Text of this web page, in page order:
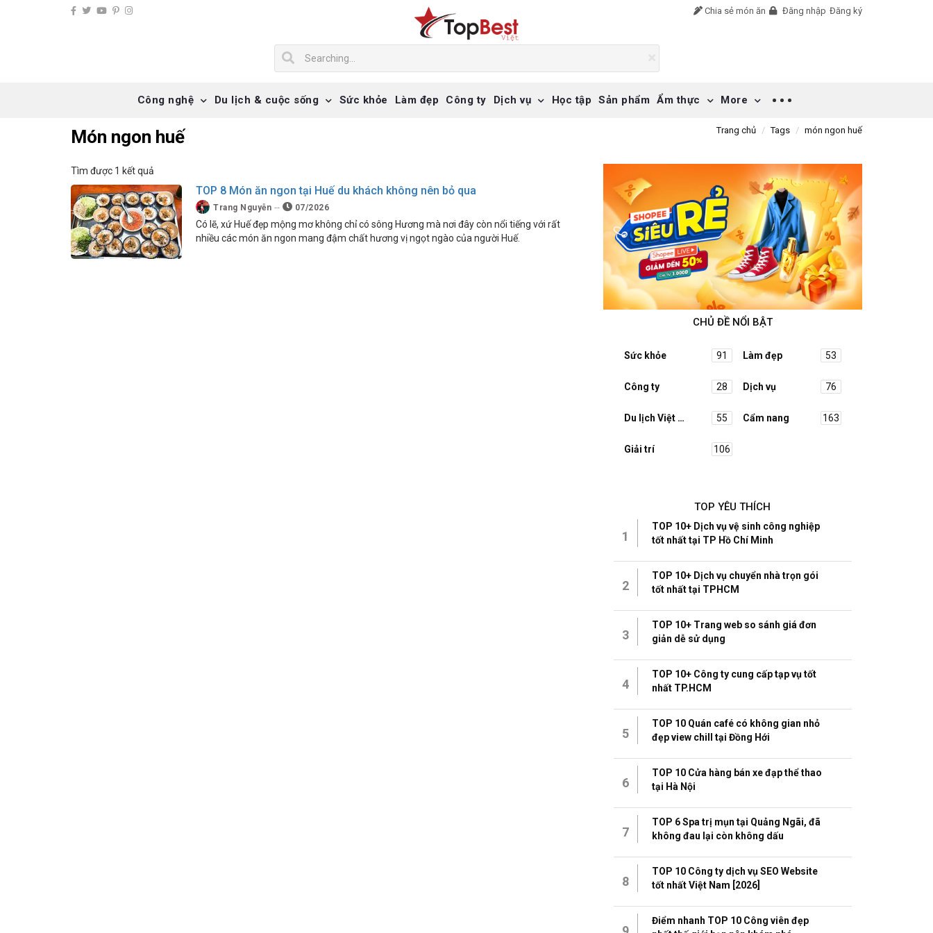
Chia sẻ món ăn Đăng nhập Đăng ký
Công nghệ Du lịch & cuộc sống Sức khỏe Làm đẹp Công ty Dịch vụ Học tập Sản phẩm Ẩm thực More
Món ngon huế Trang chủ Tags món ngon huế
Tìm được 1 kết quả
TOP 8 Món ăn ngon tại Huế du khách không nên bỏ qua
Trang Nguyễn 07/2026
Có lẽ, xứ Huế đẹp mộng mơ không chỉ có sông Hương mà nơi đây còn nổi tiếng với rất
nhiều các món ăn ngon mang đậm chất hương vị ngọt ngào của người Huế.
CHỦ ĐỀ NỔI BẬT
Sức khỏe 91 Làm đẹp 53
Công ty 28 Dịch vụ 76
Du lịch Việt Nam 55 Cẩm nang 163
Giải trí 106
TOP YÊU THÍCH
1
TOP 10+ Dịch vụ vệ sinh công nghiệp
tốt nhất tại TP Hồ Chí Minh
2
TOP 10+ Dịch vụ chuyển nhà trọn gói
tốt nhất tại TPHCM
3
TOP 10+ Trang web so sánh giá đơn
giản dễ sử dụng
4
TOP 10+ Công ty cung cấp tạp vụ tốt
nhất TP.HCM
5
TOP 10 Quán café có không gian nhỏ
đẹp view chill tại Đồng Hới
6
TOP 10 Cửa hàng bán xe đạp thể thao
tại Hà Nội
7
TOP 6 Spa trị mụn tại Quảng Ngãi, đã
không đau lại còn không dấu
8
TOP 10 Công ty dịch vụ SEO Website
tốt nhất Việt Nam [2026]
Điểm nhanh TOP 10 Công viên đẹp